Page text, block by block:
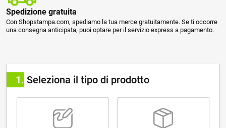
Spedizione gratuita
Con Shopstampa.com, spediamo la tua merce gratuitamente. Se ti occorre
una consegna anticipata, puoi optare per il servizio express a pagamento.
1 Seleziona il tipo di prodotto